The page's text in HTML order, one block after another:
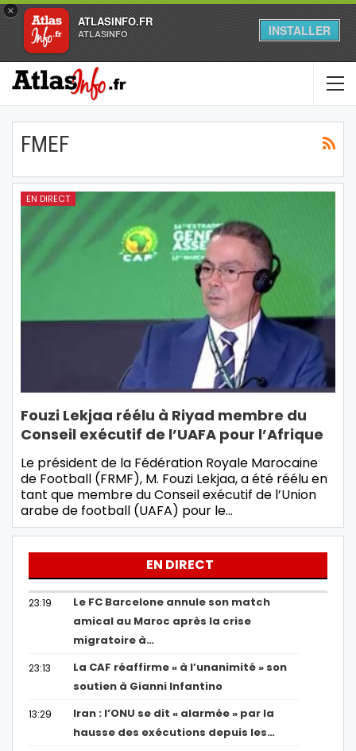
×
ATLASINFO.FR
ATLASINFO INSTALLER
FMEF
EN DIRECT
Fouzi Lekjaa réélu à Riyad membre du
Conseil exécutif de l’UAFA pour l’Afrique
Le président de la Fédération Royale Marocaine
de Football (FRMF), M. Fouzi Lekjaa, a été réélu en
tant que membre du Conseil exécutif de l’Union
arabe de football (UAFA) pour le…
EN DIRECT
23:19
Le FC Barcelone annule son match
amical au Maroc après la crise
migratoire à…
23:13
La CAF réaffirme « à l’unanimité » son
soutien à Gianni Infantino
13:29
Iran : l’ONU se dit « alarmée » par la
hausse des exécutions depuis les…